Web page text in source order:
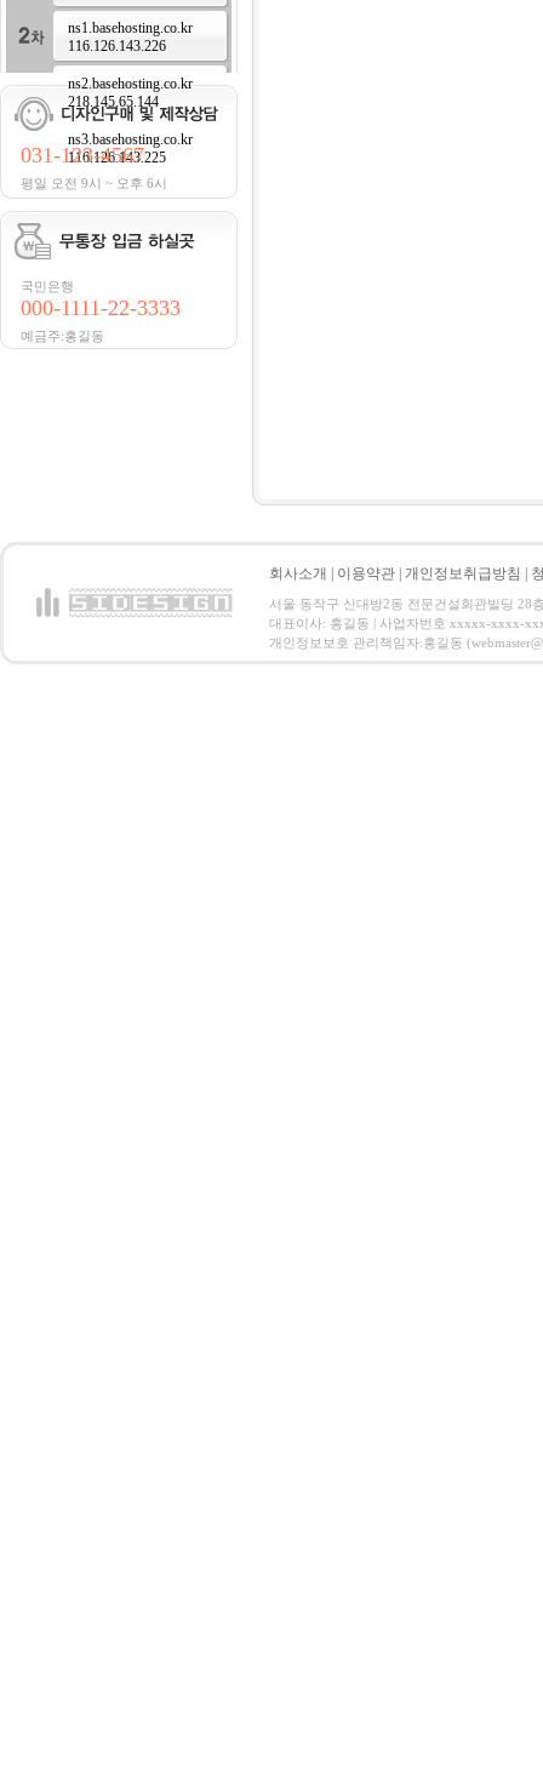
ns1.basehosting.co.kr
116.126.143.226
ns2.basehosting.co.kr
218.145.65.144
ns3.basehosting.co.kr
116.126.143.225
031-123-4567
평일 오전 9시 ~ 오후 6시
국민은행
000-1111-22-3333
예금주:홍길동
회사소개 이용약관 개인정보취급방침
서울 동작구 신대방2동 전문건설회관빌딩 28
대표이사: 홍길동 | 사업자번호 xxxxx-xxxx-
개인정보보호 관리책임자:홍길동